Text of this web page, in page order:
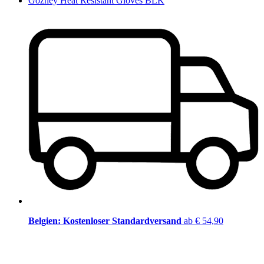
Belgien: Kostenloser Standardversand ab € 54,90